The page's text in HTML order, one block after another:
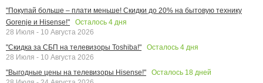
"Покупай больше – плати меньше! Скидки до 20% на бытовую технику
Gorenje и Hisense!"
Осталось 4 дня
28 Июля - 10 Августа 2026
"Скидка за СБП на телевизоры Toshiba!"
Осталось 4 дня
28 Июля - 10 Августа 2026
"Выгодные цены на телевизоры Hisense!"
Осталось 18 дней